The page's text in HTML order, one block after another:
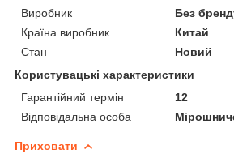
Виробник
Без
Країна виробник
Китай
Стан
Новий
Користувацькі характеристики
Гарантійний термін
12
Відповідальна особа
Приховати